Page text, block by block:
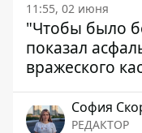
11:55, 02 июня
"Чтобы было
показал
вражеского
София
РЕДАКТОР